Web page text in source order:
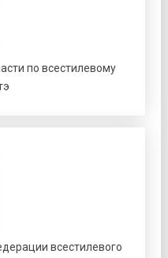
по всестилевому
всестилевого